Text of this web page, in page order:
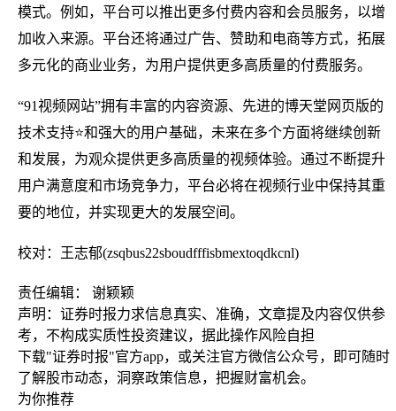
模式。例如，平台可以推出更多付费内容和会员服务，以增
加收入来源。平台还将通过广告、赞助和电商等方式，拓展
多元化的商业业务，为用户提供更多高质量的付费服务。
“91视频网站”拥有丰富的内容资源、先进的博天堂网页版的
技术支持⭐和强大的用户基础，未来在多个方面将继续创新
和发展，为观众提供更多高质量的视频体验。通过不断提升
用户满意度和市场竞争力，平台必将在视频行业中保持其重
要的地位，并实现更大的发展空间。
校对：王志郁(zsqbus22sboudfffisbmextoqdkcnl)
责任编辑： 谢颖颖
声明：证券时报力求信息真实、准确，文章提及内容仅供参
考，不构成实质性投资建议，据此操作风险自担
下载"证券时报"官方app，或关注官方微信公众号，即可随时
了解股市动态，洞察政策信息，把握财富机会。
为你推荐